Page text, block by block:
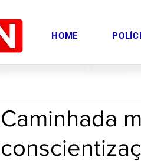
HOME
Caminhada